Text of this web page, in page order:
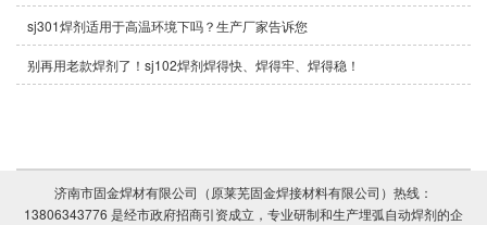
sj301焊剂适用于高温环境下吗？生产厂家告诉您
别再用老款焊剂了！sj102焊剂焊得快、焊得牢、焊得稳！
济南市固金焊材有限公司（原莱芜固金焊接材料有限公司）热线：
13806343776 是经市政府招商引资成立，专业研制和生产埋弧自动焊剂的企